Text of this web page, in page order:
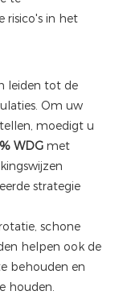
risico's in het
leiden tot de
Om uw
moedigt u
WDG met
strategie
schone
helpen ook de
behouden en
houden.